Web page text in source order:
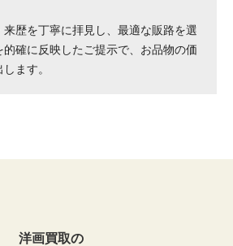
歴を丁寧に拝見し、最適な販路を選
確に反映したご提示で、お品物の価
ます。
洋画買取の